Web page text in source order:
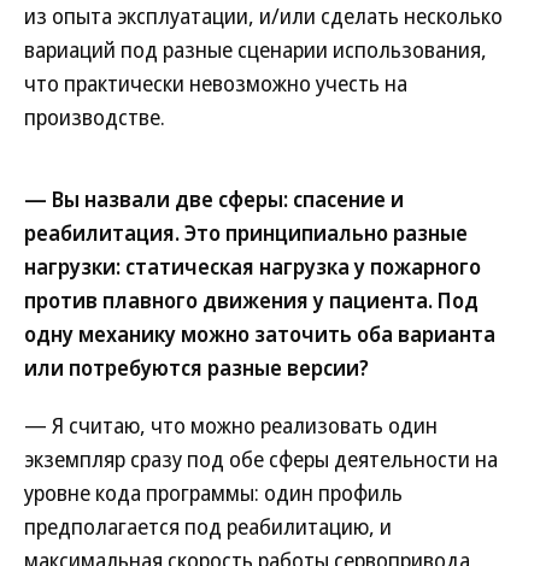
из опыта эксплуатации, и/или сделать несколько
вариаций под разные сценарии использования,
что практически невозможно учесть на
производстве.
— Вы назвали две сферы: спасение и
реабилитация. Это принципиально разные
нагрузки: статическая нагрузка у пожарного
против плавного движения у пациента. Под
одну механику можно заточить оба варианта
или потребуются разные версии?
— Я считаю, что можно реализовать один
экземпляр сразу под обе сферы деятельности на
уровне кода программы: один профиль
предполагается под реабилитацию, и
максимальная скорость работы сервопривода